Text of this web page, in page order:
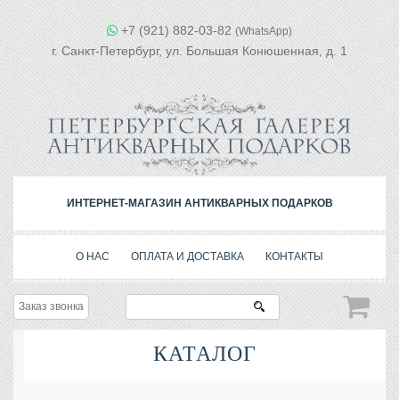
+7 (921) 882-03-82 (WhatsApp)
г. Санкт-Петербург, ул. Большая Конюшенная, д. 1
ИНТЕРНЕТ-МАГАЗИН АНТИКВАРНЫХ ПОДАРКОВ
О НАС ОПЛАТА И ДОСТАВКА КОНТАКТЫ
Заказ звонка
КАТАЛОГ